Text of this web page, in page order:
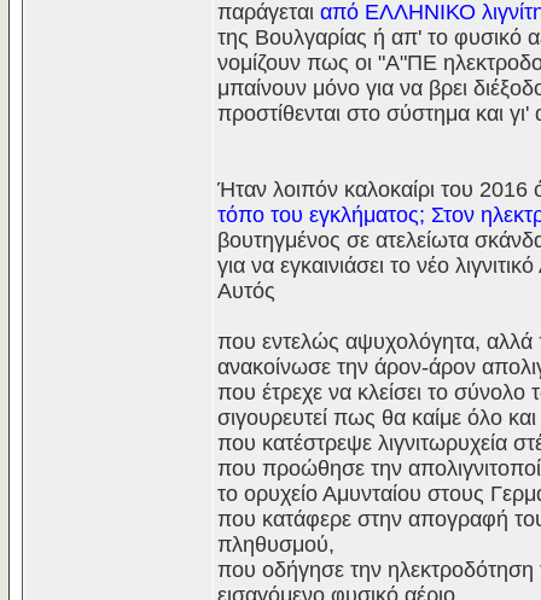
παράγεται από ΕΛΛΗΝΙΚΟ
της Βουλγαρίας ή απ' το φυσικό
νομίζουν πως οι "Α"ΠΕ
μπαίνουν μόνο για να βρει
προστίθενται στο σύστημα και
Ήταν λοιπόν καλοκαίρι του 2016
τόπο του εγκλήματος; Στον
βουτηγμένος σε ατελείωτα
για να εγκαινιάσει το νέο
Αυτός
που εντελώς αψυχολόγητα,
ανακοίνωσε την άρον-άρον
που έτρεχε να κλείσει το
σιγουρευτεί πως θα καίμε όλο
που κατέστρεψε λιγνιτωρυχεία
που προώθησε την
το ορυχείο Αμυνταίου στους
που κατάφερε στην απογραφή
πληθυσμού,
που οδήγησε την